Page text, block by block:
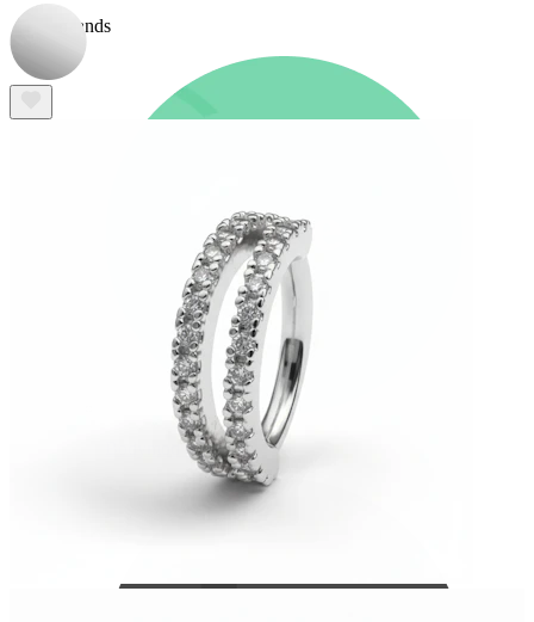
Brands
Bodymod Care